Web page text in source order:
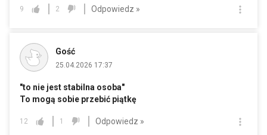
9 2 Odpowiedz »
Gość
25.04.2026 17:37
"to nie jest stabilna osoba"
To mogą sobie przebić piątkę
12 1 Odpowiedz »